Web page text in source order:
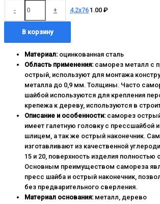
- + 4,2x76 1.00 ₽
В корзину
Материал: оцинкованная сталь
Область применения: саморез металл с
острый, используют для монтажа
металла до 0,9 мм. Толщины. Часто
шайбой используются для крепления
крепежа к дереву, используются в
Описание и особенности: саморез
имеет галетную головку с прессшайбой
шлицем, а так же острый наконечник.
изготавливают из качественной
15 и 20, поверхность изделия полностью
Основным преимуществом самореза
пресс шайба и острый наконечник,
без предварительного сверления.
Материал основания: металл, дерево